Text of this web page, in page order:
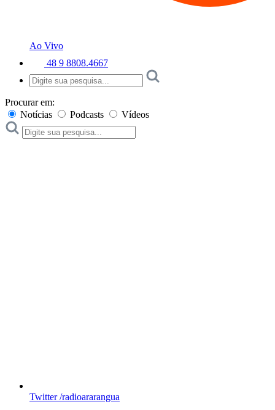
Ao Vivo
48 9 8808.4667
Procurar em:
Notícias
Podcasts Vídeos
Twitter /radioararangua